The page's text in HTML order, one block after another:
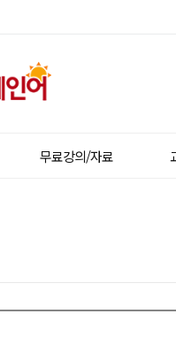
무료강의/자료